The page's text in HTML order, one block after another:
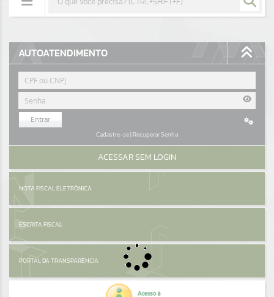
Portais
Por favor, aguarde...
NOTÍCIAS
SUBPORTAIS
SERVIÇOS
Por favor, aguarde...
AUTOATENDIMENTO
Entrar
Cadastre-se| Recuperar Senha
ACESSAR SEM LOGIN
NOTA FISCAL ELETRÔNICA
ESCRITA FISCAL
PORTAL DA TRANSPARÊNCIA